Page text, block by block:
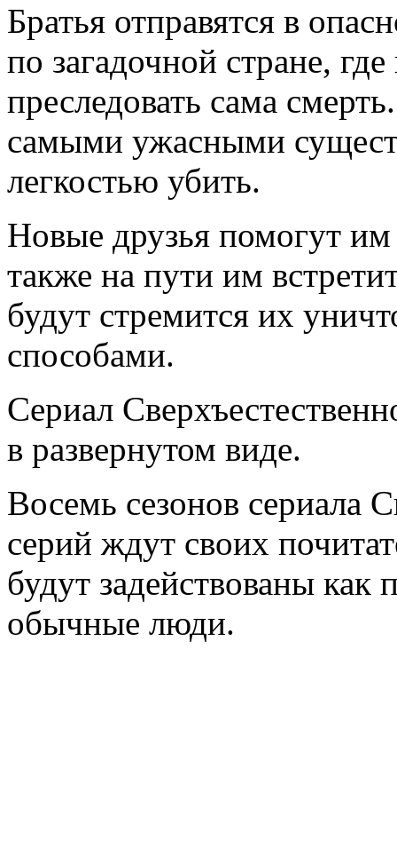
Братья отправятся в
по загадочной стране,
преследовать сама
самыми ужасными
легкостью убить.
Новые друзья помогут
также на пути им
будут стремится их
способами.
Сериал
в развернутом виде.
Восемь сезонов сериала
серий ждут своих
будут задействованы как
обычные люди.